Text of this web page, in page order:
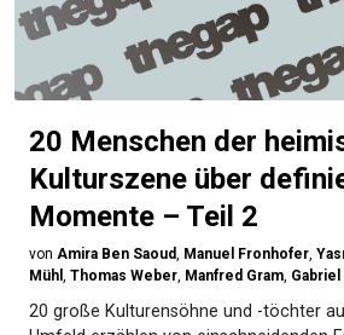
20 Menschen der
Kulturszene über
Momente – Teil 2
von Amira Ben Saoud, Manuel Fronhofer,
Mühl , Thomas Weber, Manfred Gram, Gabriel
20 große Kulturensöhne und -töchter